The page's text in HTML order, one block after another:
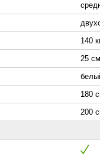
140
25 см
180
200